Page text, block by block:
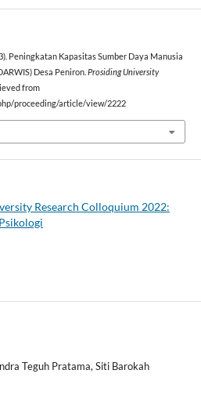
Peningkatan Kapasitas Sumber Daya Manusia
Desa Peniron. Prosiding University
from
proceeding/article/view/2222
Research Colloquium 2022:
Teguh Pratama, Siti Barokah